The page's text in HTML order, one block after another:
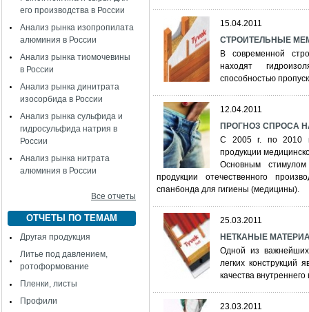
его производства в России
Анализ рынка изопропилата
алюминия в России
Анализ рынка тиомочевины
в России
Анализ рынка динитрата
изосорбида в России
Анализ рынка сульфида и
гидросульфида натрия в
России
Анализ рынка нитрата
алюминия в России
Все отчеты
ОТЧЕТЫ ПО ТЕМАМ
Другая продукция
Литье под давлением,
ротоформование
Пленки, листы
Профили
15.04.2011
СТРОИТЕЛЬНЫЕ
В современной
находят
способностью
12.04.2011
ПРОГНОЗ СПРОСА
С 2005 г. по 2010
продукции
Основным
продукции отечественного
спанбонда для гигиены (медицины).
25.03.2011
НЕТКАНЫЕ
Одной из
легких конструкций
качества
23.03.2011